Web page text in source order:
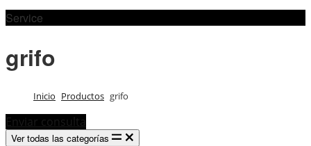
Service
grifo
Inicio Productos grifo
Enviar consulta
Ver todas las categorías